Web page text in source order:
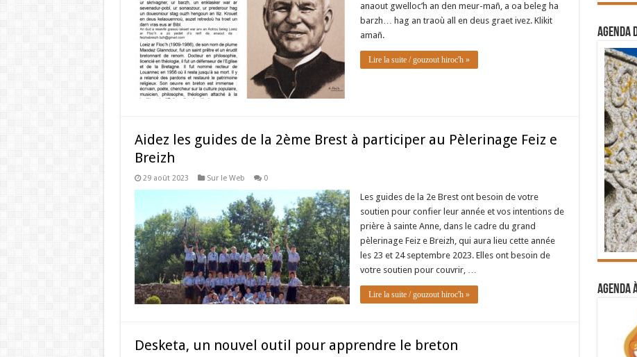
anaout gwelloc’h an den meur-mañ, a oa beleg ha
barzh… hag an traoù all en deus graet ivez. Klikit
amañ.
Lire la suite / gouzout hiroc'h »
Aidez les guides de la 2ème Brest à participer au Pèlerinage Feiz e
Breizh
29 août 2023 Sur le Web 0
Les guides de la 2e Brest ont besoin de votre
soutien pour confier leur année et vos intentions de
prière à sainte Anne, dans le cadre du grand
pèlerinage Feiz e Breizh, qui aura lieu cette année
les 23 et 24 septembre 2023. Elles ont besoin de
votre soutien pour couvrir, …
Lire la suite / gouzout hiroc'h »
Desketa, un nouvel outil pour apprendre le breton
Agenda
Agenda